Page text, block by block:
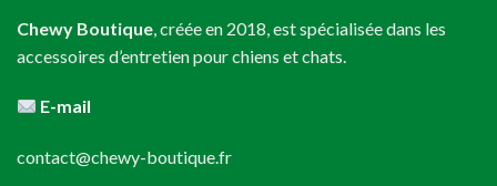
Chewy Boutique , créée en 2018, est spécialisée dans les
accessoires d’entretien pour chiens et chats.
E-mail
contact@chewy-boutique.fr